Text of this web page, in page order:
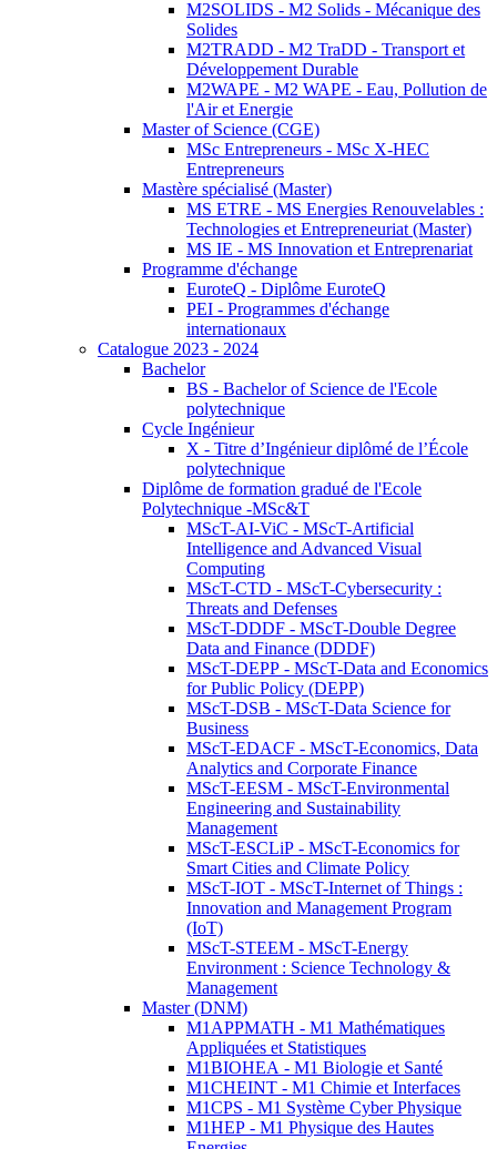
M2SOLIDS - M2 Solids - Mécanique des
Solides
M2TRADD - M2 TraDD - Transport et
Développement Durable
M2WAPE - M2 WAPE - Eau, Pollution de
l'Air et Energie
Master of Science (CGE)
MSc Entrepreneurs - MSc X-HEC
Entrepreneurs
Mastère spécialisé (Master)
MS ETRE - MS Energies Renouvelables :
Technologies et Entrepreneuriat (Master)
MS IE - MS Innovation et Entreprenariat
Programme d'échange
EuroteQ - Diplôme EuroteQ
PEI - Programmes d'échange
internationaux
Catalogue 2023 - 2024
Bachelor
BS - Bachelor of Science de l'Ecole
polytechnique
Cycle Ingénieur
X - Titre d’Ingénieur diplômé de l’École
polytechnique
Diplôme de formation gradué de l'Ecole
Polytechnique -MSc&T
MScT-AI-ViC - MScT-Artificial
Intelligence and Advanced Visual
Computing
MScT-CTD - MScT-Cybersecurity :
Threats and Defenses
MScT-DDDF - MScT-Double Degree
Data and Finance (DDDF)
MScT-DEPP - MScT-Data and Economics
for Public Policy (DEPP)
MScT-DSB - MScT-Data Science for
Business
MScT-EDACF - MScT-Economics, Data
Analytics and Corporate Finance
MScT-EESM - MScT-Environmental
Engineering and Sustainability
Management
MScT-ESCLiP - MScT-Economics for
Smart Cities and Climate Policy
MScT-IOT - MScT-Internet of Things :
Innovation and Management Program
(IoT)
MScT-STEEM - MScT-Energy
Environment : Science Technology &
Management
Master (DNM)
M1APPMATH - M1 Mathématiques
Appliquées et Statistiques
M1BIOHEA - M1 Biologie et Santé
M1CHEINT - M1 Chimie et Interfaces
M1CPS - M1 Système Cyber Physique
M1HEP - M1 Physique des Hautes